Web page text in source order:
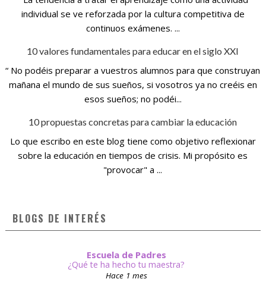
individual se ve reforzada por la cultura competitiva de
continuos exámenes. ...
10 valores fundamentales para educar en el siglo XXI
“ No podéis preparar a vuestros alumnos para que construyan
mañana el mundo de sus sueños, si vosotros ya no creéis en
esos sueños; no podéi...
10 propuestas concretas para cambiar la educación
Lo que escribo en este blog tiene como objetivo reflexionar
sobre la educación en tiempos de crisis. Mi propósito es
"provocar" a ...
BLOGS DE INTERÉS
Escuela de Padres
¿Qué te ha hecho tu maestra?
Hace 1 mes